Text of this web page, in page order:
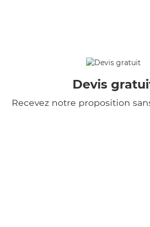
Devis
Recevez notre proposition